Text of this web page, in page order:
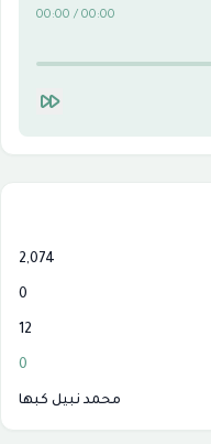
00:00 / 00:00
2,074
0
12
0
محمد نبيل كبها